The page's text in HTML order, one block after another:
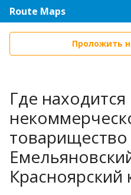
Route Maps
Проложить
Где
Красноярский